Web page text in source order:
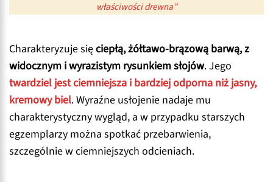
właściwości drewna”
Charakteryzuje sięciepłą, żółtawo-brązową barwą, z
widocznym i wyrazistym rysunkiem słojów. Jego
twardziel jest ciemniejsza i bardziej odporna niż jasny,
kremowy biel. Wyraźne usłojenie nadaje mu
charakterystyczny wygląd, a w przypadku starszych
egzemplarzy można spotkać przebarwienia,
szczególnie w ciemniejszych odcieniach.